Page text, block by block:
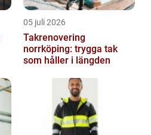
05 juli 2026
Takrenovering
norrköping: trygga tak
som håller i längden